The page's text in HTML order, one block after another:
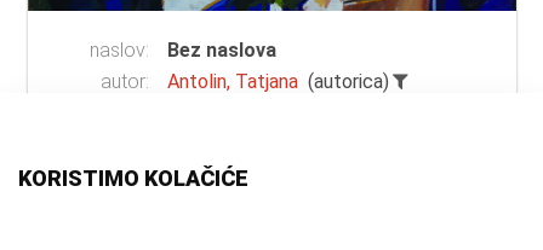
naslov:
Bez naslova
autor:
Antolin, Tatjana (autorica)
tehnika:
ulje
KORISTIMO KOLAČIĆE